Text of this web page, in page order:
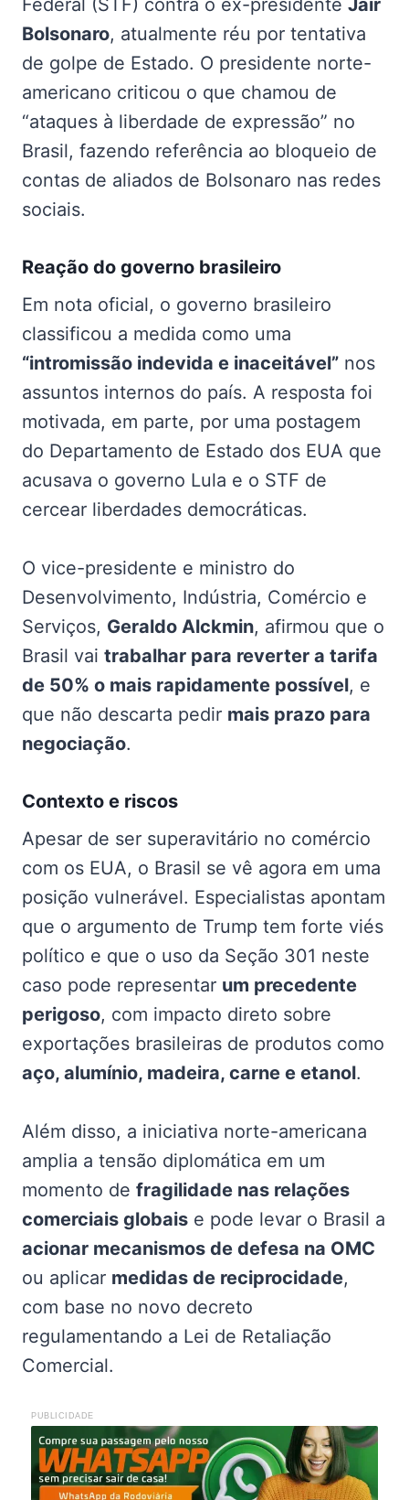
Federal (STF) contra o ex-presidente Jair
Bolsonaro, atualmente réu por tentativa
de golpe de Estado. O presidente norte-
americano criticou o que chamou de
“ataques à liberdade de expressão” no
Brasil, fazendo referência ao bloqueio de
contas de aliados de Bolsonaro nas redes
sociais.
Reação do governo brasileiro
Em nota oficial, o governo brasileiro
classificou a medida como uma
“intromissão indevida e inaceitável” nos
assuntos internos do país. A resposta foi
motivada, em parte, por uma postagem
do Departamento de Estado dos EUA que
acusava o governo Lula e o STF de
cercear liberdades democráticas.
O vice-presidente e ministro do
Desenvolvimento, Indústria, Comércio e
Serviços, Geraldo Alckmin, afirmou que o
Brasil vai trabalhar para reverter a tarifa
de 50% o mais rapidamente possível, e
que não descarta pedir mais prazo para
negociação.
Contexto e riscos
Apesar de ser superavitário no comércio
com os EUA, o Brasil se vê agora em uma
posição vulnerável. Especialistas apontam
que o argumento de Trump tem forte viés
político e que o uso da Seção 301 neste
caso pode representar um precedente
perigoso, com impacto direto sobre
exportações brasileiras de produtos como
aço, alumínio, madeira, carne e etanol.
Além disso, a iniciativa norte-americana
amplia a tensão diplomática em um
momento de fragilidade nas relações
comerciais globais e pode levar o Brasil a
acionar mecanismos de defesa na OMC
ou aplicar medidas de reciprocidade,
com base no novo decreto
regulamentando a Lei de Retaliação
Comercial.
PUBLICIDADE